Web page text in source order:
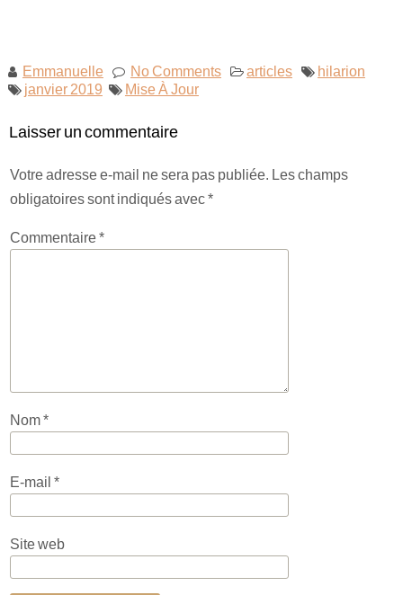
Emmanuelle No Comments articles
hilarion
janvier 2019
Mise À Jour
Laisser un commentaire
Votre adresse e-mail ne sera pas publiée. Les champs
obligatoires sont indiqués avec*
Commentaire*
Nom*
E-mail *
Site web